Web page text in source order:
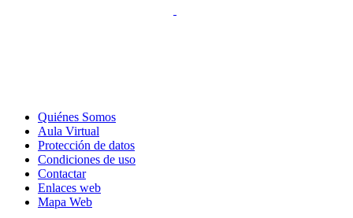
Quiénes Somos
Aula Virtual
Protección de datos
Condiciones de uso
Contactar
Enlaces web
Mapa Web